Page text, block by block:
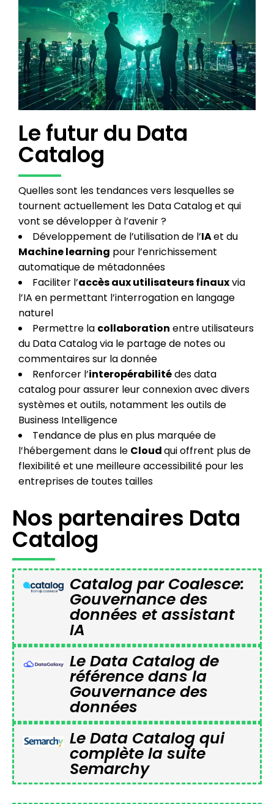
Le futur du Data
Catalog
Quelles sont les tendances vers lesquelles se
tournent actuellement les Data Catalog et qui
vont se développer à l’avenir ?
Développement de l’utilisation de l’IAet du
Machine learning pour l’enrichissement
automatique de métadonnées
Faciliter l’accès aux utilisateurs finauxvia
l’IA en permettant l’interrogation en langage
naturel
Permettre la collaboration entre utilisateurs
du Data Catalog via le partage de notes ou
commentaires sur la donnée
Renforcer l’interopérabilitédes data
catalog pour assurer leur connexion avec divers
systèmes et outils, notamment les outils de
Business Intelligence
Tendance de plus en plus marquée de
l’hébergement dans le Cloudqui offrent plus de
flexibilité et une meilleure accessibilité pour les
entreprises de toutes tailles
Nos partenaires Data
Catalog
Catalog par Coalesce:
Gouvernance des
données et assistant
IA
Le Data Catalog de
référence dans la
Gouvernance des
données
Le Data Catalog qui
complète la suite
Semarchy